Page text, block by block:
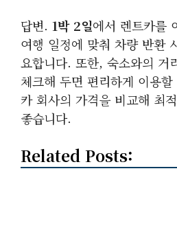
답변. 1박 2일에서 렌트카를
여행 일정에 맞춰 차량 반환
요합니다. 또한, 숙소와의 거
체크해 두면 편리하게 이용
카 회사의 가격을 비교해 최
좋습니다.
Related Posts: